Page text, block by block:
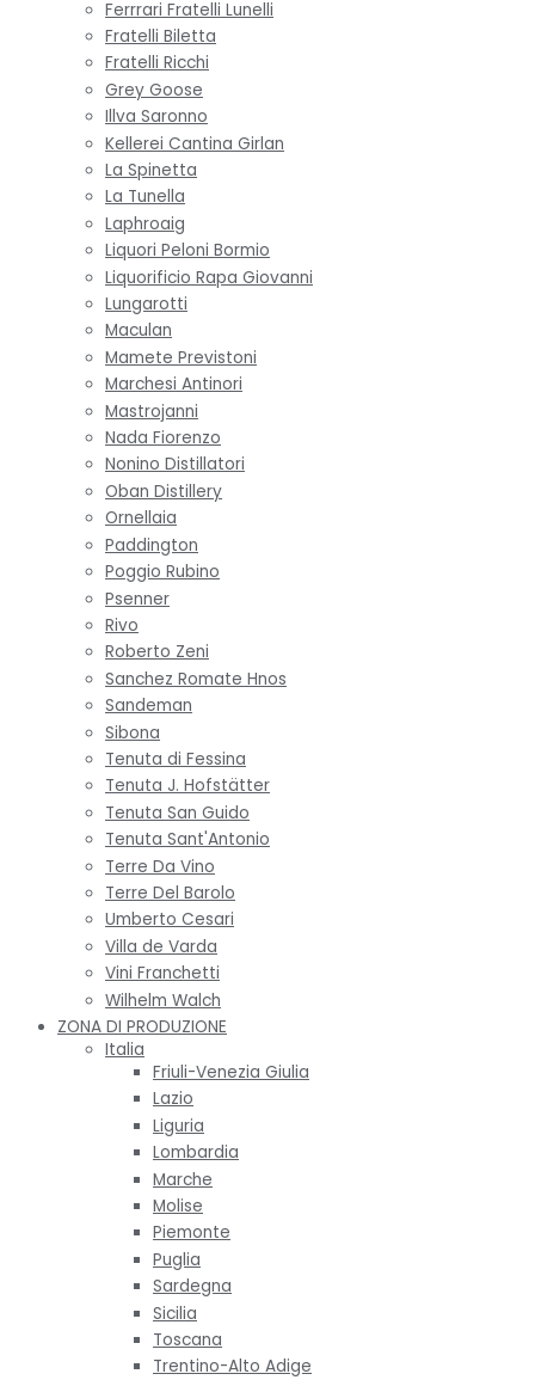
Ferrrari Fratelli Lunelli
Fratelli Biletta
Fratelli Ricchi
Grey Goose
Illva Saronno
Kellerei Cantina Girlan
La Spinetta
La Tunella
Laphroaig
Liquori Peloni Bormio
Liquorificio Rapa Giovanni
Lungarotti
Maculan
Mamete Previstoni
Marchesi Antinori
Mastrojanni
Nada Fiorenzo
Nonino Distillatori
Oban Distillery
Ornellaia
Paddington
Poggio Rubino
Psenner
Rivo
Roberto Zeni
Sanchez Romate Hnos
Sandeman
Sibona
Tenuta di Fessina
Tenuta J. Hofstätter
Tenuta San Guido
Tenuta Sant'Antonio
Terre Da Vino
Terre Del Barolo
Umberto Cesari
Villa de Varda
Vini Franchetti
Wilhelm Walch
ZONA DI PRODUZIONE
Italia
Friuli-Venezia Giulia
Lazio
Liguria
Lombardia
Marche
Molise
Piemonte
Puglia
Sardegna
Sicilia
Toscana
Trentino-Alto Adige